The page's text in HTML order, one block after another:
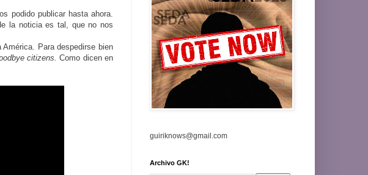
podido publicar hasta ahora.
la noticia es tal, que no nos
Para despedirse bien
citizens.Como dicen en
guiriknows@gmail.com
Archivo GK!